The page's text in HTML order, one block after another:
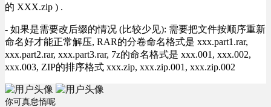
的 XXX.zip ) .
- 如果是需要改后缀的情况 (比较少见): 需要把文件按顺序重新
命名好才能正常解压, RAR的分卷命名格式是 xxx.part1.rar,
xxx.part2.rar, xxx.part3.rar, 7z的命名格式是 xxx.001, xxx.002,
xxx.003, ZIP的排序格式 xxx.zip, xxx.zip.001, xxx.zip.002
你可真怠惰呢